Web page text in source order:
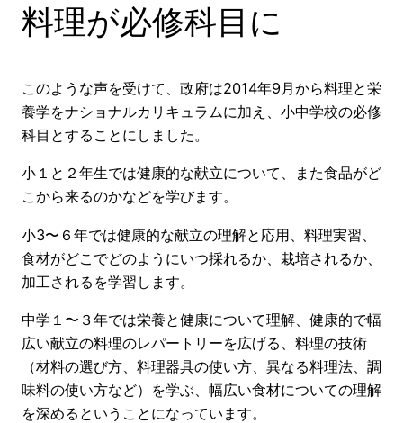
料理が必修科目に
このような声を受けて、政府は2014年9月から料理と栄
養学をナショナルカリキュラムに加え、小中学校の必修
科目とすることにしました。
小１と２年生では健康的な献立について、また食品がど
こから来るのかなどを学びます。
小3〜６年では健康的な献立の理解と応用、料理実習、
食材がどこでどのようにいつ採れるか、栽培されるか、
加工されるを学習します。
中学１〜３年では栄養と健康について理解、健康的で幅
広い献立の料理のレパートリーを広げる、料理の技術
（材料の選び方、料理器具の使い方、異なる料理法、調
味料の使い方など）を学ぶ、幅広い食材についての理解
を深めるということになっています。